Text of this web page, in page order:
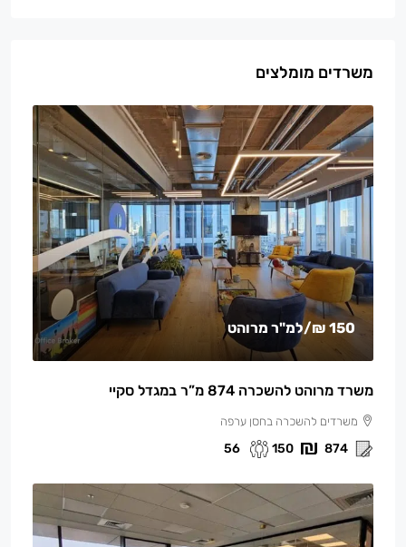
משרדים מומלצים
150 ₪ /למ"ר מרוהט
משרד מרוהט להשכרה 874 מ”ר במגדל סקיי
משרדים להשכרה בחסן ערפה
874
150
56